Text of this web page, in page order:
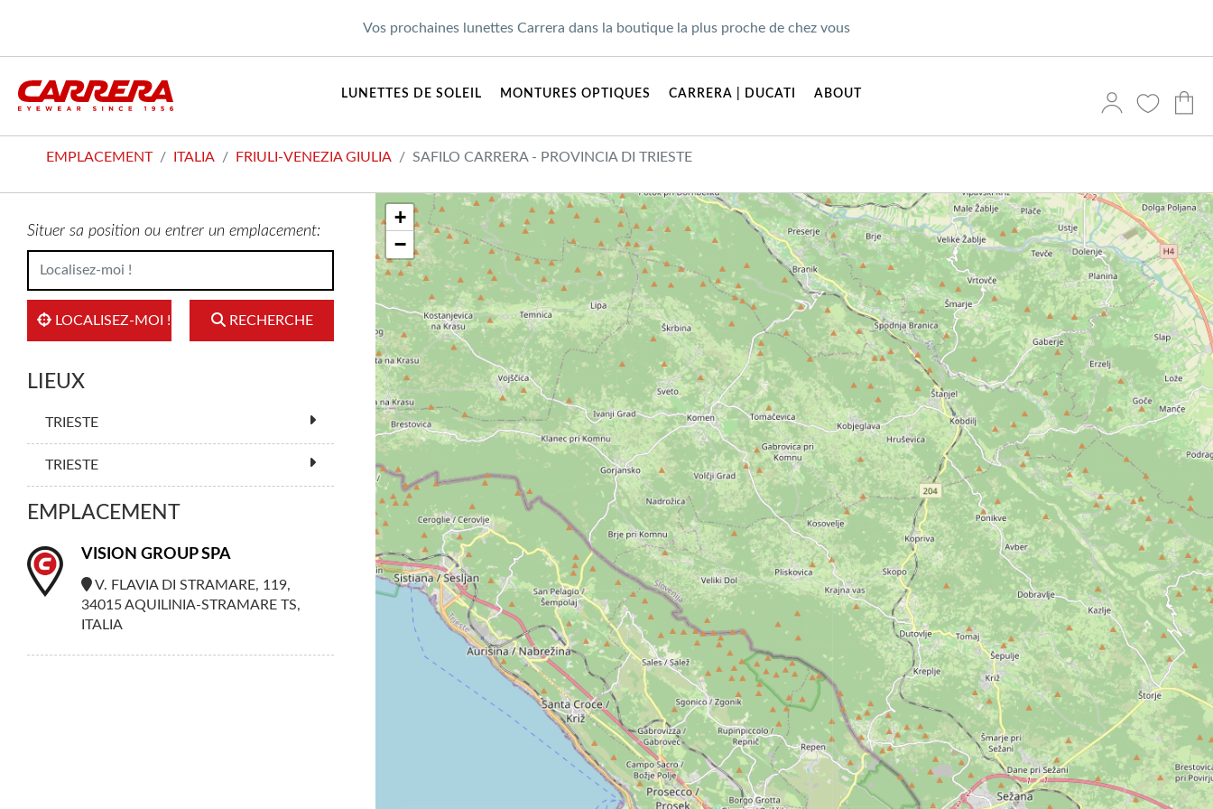
Vos prochaines lunettes Carrera dans la boutique la plus proche de chez vous
LUNETTES DE SOLEIL MONTURES OPTIQUES CARRERA | DUCATI ABOUT
EMPLACEMENT ITALIA FRIULI-VENEZIA GIULIA SAFILO CARRERA - PROVINCIA DI TRIESTE
Situer sa position ou entrer un emplacement:
LOCALISEZ-MOI ! RECHERCHE
LIEUX
TRIESTE
TRIESTE
EMPLACEMENT
VISION GROUP SPA
V. FLAVIA DI STRAMARE, 119,
34015 AQUILINIA-STRAMARE TS,
ITALIA
+
−